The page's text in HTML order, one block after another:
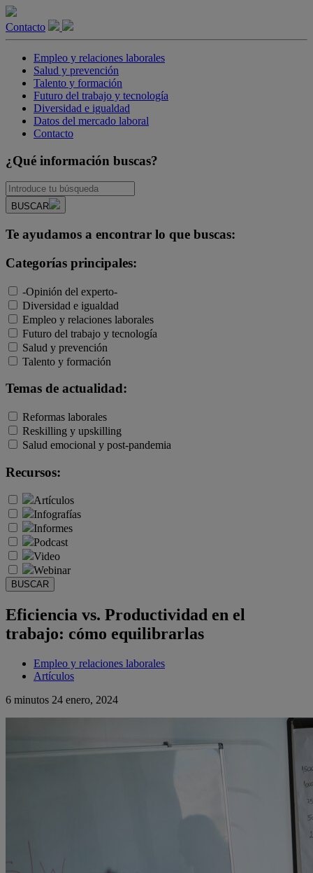
Contacto
Empleo y relaciones laborales
Salud y prevención
Talento y formación
Futuro del trabajo y tecnología
Diversidad e igualdad
Datos del mercado laboral
Contacto
¿Qué información buscas?
BUSCAR
Te ayudamos a encontrar lo que buscas:
Categorías principales:
-Opinión del experto-
Diversidad e igualdad
Empleo y relaciones laborales
Futuro del trabajo y tecnología
Salud y prevención
Talento y formación
Temas de actualidad:
Reformas laborales
Reskilling y upskilling
Salud emocional y post-pandemia
Recursos:
Artículos
Infografías
Informes
Podcast
Video
Webinar
BUSCAR
Eficiencia vs. Productividad en el
trabajo: cómo equilibrarlas
Empleo y relaciones laborales
Artículos
6 minutos 24 enero, 2024